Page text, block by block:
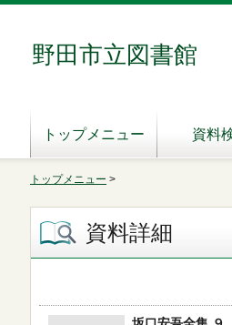
野田市立図書館
トップメニュー 資料
トップメニュー >
資料詳細